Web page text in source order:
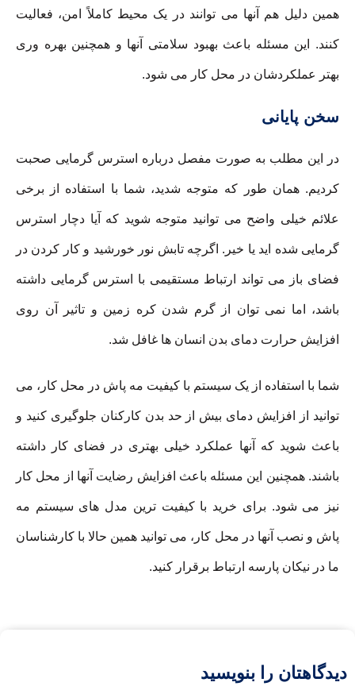
همین دلیل هم آنها می توانند در یک محیط کاملاً امن، فعالیت
کنند. این مسئله باعث بهبود سلامتی آنها و همچنین بهره وری
بهتر عملکردشان در محل کار می شود.
سخن پایانی
در این مطلب به صورت مفصل درباره استرس گرمایی صحبت
کردیم. همان طور که متوجه شدید، شما با استفاده از برخی
علائم خیلی واضح می توانید متوجه شوید که آیا دچار استرس
گرمایی شده اید یا خیر. اگرچه تابش نور خورشید و کار کردن در
فضای باز می تواند ارتباط مستقیمی با استرس گرمایی داشته
باشد، اما نمی توان از گرم شدن کره زمین و تاثیر آن روی
افزایش حرارت دمای بدن انسان ها غافل شد.
شما با استفاده از یک سیستم با کیفیت مه پاش در محل کار، می
توانید از افزایش دمای بیش از حد بدن کارکنان جلوگیری کنید و
باعث شوید که آنها عملکرد خیلی بهتری در فضای کار داشته
باشند. همچنین این مسئله باعث افزایش رضایت آنها از محل کار
نیز می شود. برای خرید با کیفیت ترین مدل های سیستم مه
پاش و نصب آنها در محل کار، می توانید همین حالا با کارشناسان
ما در نیکان پارسه ارتباط برقرار کنید.
دیدگاهتان را بنویسید